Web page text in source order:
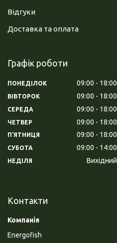
Відгуки
Доставка та оплата
Графік роботи
ПОНЕДІЛОК 09:00 18:00
ВІВТОРОК 09:00 18:00
СЕРЕДА 09:00 18:00
ЧЕТВЕР 09:00 18:00
ПʼЯТНИЦЯ 09:00 18:00
СУБОТА 09:00 14:00
НЕДІЛЯ Вихідний
Контакти
Energofish